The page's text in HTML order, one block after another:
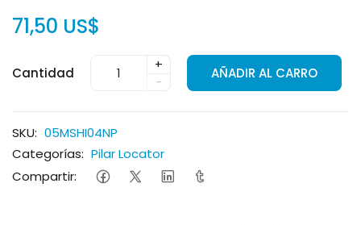
71,50 US$
Cantidad
+
-
AÑADIR AL CARRO
SKU: 05MSHI04NP
Categorías: Pilar Locator
Compartir: